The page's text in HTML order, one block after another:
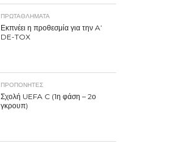
ΠΡΩΤΑΘΛΉΜΑΤΑ
Εκπνέει η προθεσμία για την A’
DE-TOX
ΠΡΟΠΟΝΗΤΈΣ
Σχολή UEFA C (1η φάση – 2ο
γκρουπ)